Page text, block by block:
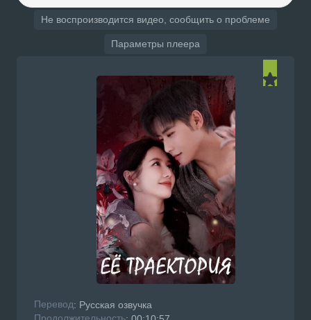
Не воспроизводится видео, сообщить о проблеме
Параметры плеера
Перевод: Русская озвучка